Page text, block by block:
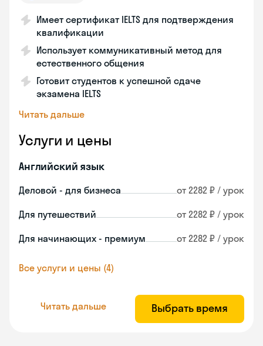
Имеет сертификат IELTS для подтверждения
квалификации
Использует коммуникативный метод для
естественного общения
Готовит студентов к успешной сдаче
экзамена IELTS
Читать дальше
Услуги и цены
Английский язык
Деловой - для бизнеса от 2282 ₽ / урок
Для путешествий от 2282 ₽ / урок
Для начинающих - премиум от 2282 ₽ / урок
Все услуги и цены (4)
Читать дальше Выбрать время